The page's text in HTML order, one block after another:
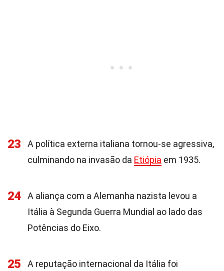
23
A política externa italiana tornou-se agressiva,
culminando na invasão da Etiópia em 1935.
24
A aliança com a Alemanha nazista levou a
Itália à Segunda Guerra Mundial ao lado das
Potências do Eixo.
25
A reputação internacional da Itália foi